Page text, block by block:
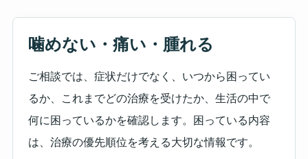
噛めない・痛い・腫れる
ご相談では、症状だけでなく、いつから困ってい
るか、これまでどの治療を受けたか、生活の中で
何に困っているかを確認します。困っている内容
は、治療の優先順位を考える大切な情報です。